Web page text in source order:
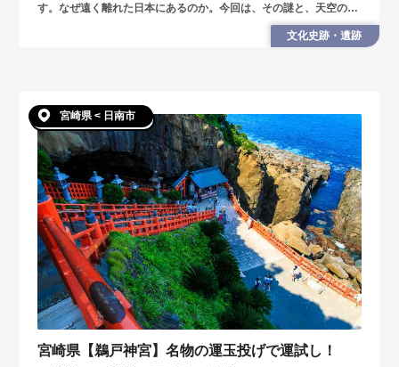
す。なぜ遠く離れた日本にあるのか。今回は、その謎と、天空の塔
文化史跡・遺跡
宮崎県 < 日南市
宮崎県【鵜戸神宮】名物の運玉投げで運試し！